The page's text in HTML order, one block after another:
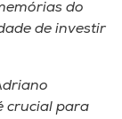
do
de investir
crucial para